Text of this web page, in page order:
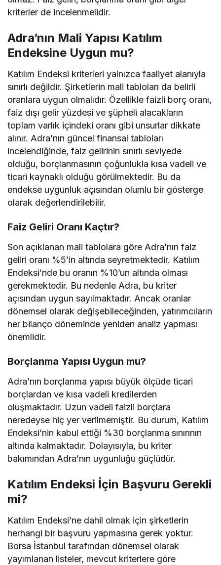
kriterler de incelenmelidir.
Adra’nın Mali Yapısı Katılım
Endeksine Uygun mu?
Katılım Endeksi kriterleri yalnızca faaliyet alanıyla
sınırlı değildir. Şirketlerin mali tabloları da belirli
oranlara uygun olmalıdır. Özellikle faizli borç oranı,
faiz dışı gelir yüzdesi ve şüpheli alacakların
toplam varlık içindeki oranı gibi unsurlar dikkate
alınır. Adra’nın güncel finansal tabloları
incelendiğinde, faiz gelirinin sınırlı seviyede
olduğu, borçlanmasının çoğunlukla kısa vadeli ve
ticari kaynaklı olduğu görülmektedir. Bu da
endekse uygunluk açısından olumlu bir gösterge
olarak değerlendirilebilir.
Faiz Geliri Oranı Kaçtır?
Son açıklanan mali tablolara göre Adra’nın faiz
geliri oranı %5’in altında seyretmektedir. Katılım
Endeksi’nde bu oranın %10’un altında olması
gerekmektedir. Bu nedenle Adra, bu kriter
açısından uygun sayılmaktadır. Ancak oranlar
dönemsel olarak değişebileceğinden, yatırımcıların
her bilanço döneminde yeniden analiz yapması
önemlidir.
Borçlanma Yapısı Uygun mu?
Adra’nın borçlanma yapısı büyük ölçüde ticari
borçlardan ve kısa vadeli kredilerden
oluşmaktadır. Uzun vadeli faizli borçlara
neredeyse hiç yer verilmemiştir. Bu durum, Katılım
Endeksi’nin kabul ettiği %30 borçlanma sınırının
altında kalmaktadır. Dolayısıyla, bu kriter
bakımından Adra’nın uygunluğu güçlüdür.
Katılım Endeksi İçin Başvuru Gerekli
mi?
Katılım Endeksi’ne dahil olmak için şirketlerin
herhangi bir başvuru yapmasına gerek yoktur.
Borsa İstanbul tarafından dönemsel olarak
yayımlanan listeler, mevcut kriterlere göre